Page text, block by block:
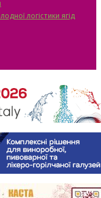
логістики ягід